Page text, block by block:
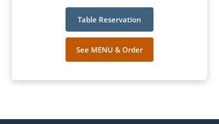
Table Reservation
See MENU & Order